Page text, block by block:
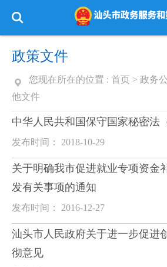
政策文件
您现在所在的位置 : 首页 > 政务
他文件
中华人民共和国保守国家秘密法
发布时间： 2018-10-29
关于明确我市促进就业专项资金
发有关事项的通知
发布时间： 2016-12-27
汕头市人民政府关于进一步促进
彻意见